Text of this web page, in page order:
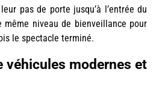
pas de porte jusqu’à l’entrée du
même niveau de bienveillance pour
le spectacle terminé.
véhicules modernes et